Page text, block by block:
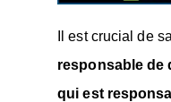
Il est crucial de
responsable de
qui est